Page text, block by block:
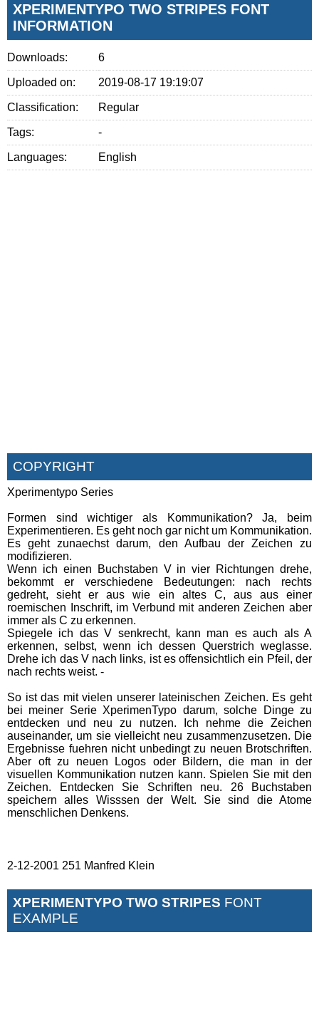
XPERIMENTYPO TWO STRIPES FONT
INFORMATION
Downloads: 6
Uploaded on: 2019-08-17 19:19:07
Classification: Regular
Tags: -
Languages: English
COPYRIGHT
Xperimentypo Series
Formen sind wichtiger als Kommunikation? Ja, beim
Experimentieren. Es geht noch gar nicht um Kommunikation.
Es geht zunaechst darum, den Aufbau der Zeichen zu
modifizieren.
Wenn ich einen Buchstaben V in vier Richtungen drehe,
bekommt er verschiedene Bedeutungen: nach rechts
gedreht, sieht er aus wie ein altes C, aus aus einer
roemischen Inschrift, im Verbund mit anderen Zeichen aber
immer als C zu erkennen.
Spiegele ich das V senkrecht, kann man es auch als A
erkennen, selbst, wenn ich dessen Querstrich weglasse.
Drehe ich das V nach links, ist es offensichtlich ein Pfeil, der
nach rechts weist. -
So ist das mit vielen unserer lateinischen Zeichen. Es geht
bei meiner Serie XperimenTypo darum, solche Dinge zu
entdecken und neu zu nutzen. Ich nehme die Zeichen
auseinander, um sie vielleicht neu zusammenzusetzen. Die
Ergebnisse fuehren nicht unbedingt zu neuen Brotschriften.
Aber oft zu neuen Logos oder Bildern, die man in der
visuellen Kommunikation nutzen kann. Spielen Sie mit den
Zeichen. Entdecken Sie Schriften neu. 26 Buchstaben
speichern alles Wisssen der Welt. Sie sind die Atome
menschlichen Denkens.
2-12-2001 251 Manfred Klein
XPERIMENTYPO TWO STRIPES FONT
EXAMPLE